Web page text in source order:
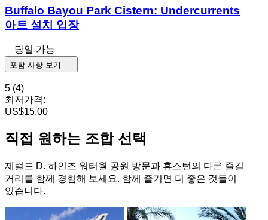
Buffalo Bayou Park Cistern: Undercurrents
아트 설치 입장
당일 가능
포함 사항 보기
5 (4)
최저가격:
US$15.00
직접 원하는 조합 선택
제럴드 D. 하인즈 워터월 공원 방문과 휴스턴의 다른 즐길
거리를 함께 경험해 보세요. 함께 즐기면 더 좋은 것들이
있습니다.